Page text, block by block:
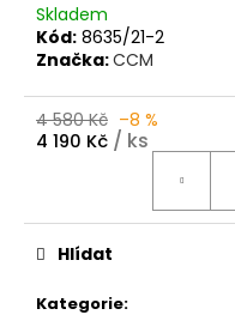
Skladem
Kód: 8635/21-2
Značka:CCM
4 580 Kč –8 %
4 190 Kč / ks
Kategorie:
Hlídat